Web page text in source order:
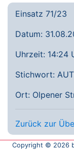
Einsatz 71/23
Datum:
Uhrzeit: 14:24
Stichwort:
Ort: Olpener
Zurück zur
Copyright © 2026